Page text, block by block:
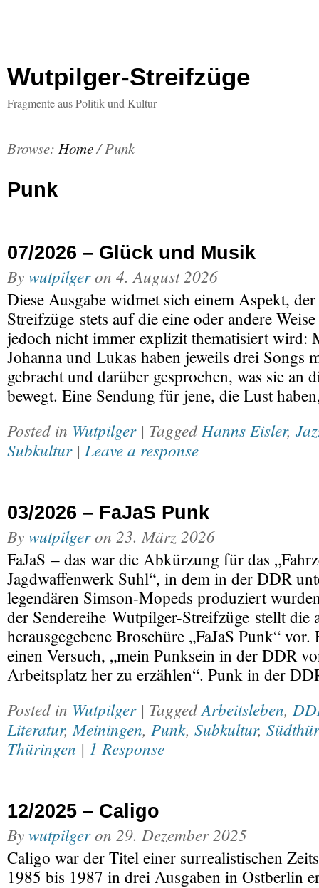
Wutpilger-Streifzüge
Fragmente aus Politik und Kultur
Browse: Home/Punk
Punk
07/2026 – Glück und Musik
Bywutpilgeron 4. August 2026
Diese Ausgabe widmet sich einem Aspekt,
Streifzüge stets auf die eine oder andere
jedoch nicht immer explizit thematisiert wird:
Johanna und Lukas haben jeweils drei Songs
gebracht und darüber gesprochen, was sie an
bewegt. Eine Sendung für jene, die Lust
Posted in Wutpilger | Tagged Hanns Eisler,
Subkultur| Leave a response
03/2026 – FaJaS Punk
Bywutpilgeron 23. März 2026
FaJaS – das war die Abkürzung für das
Jagdwaffenwerk Suhl“, in dem in der DDR
legendären Simson-Mopeds produziert
der Sendereihe Wutpilger-Streifzüge stellt die
herausgegebene Broschüre „FaJaS Punk“
einen Versuch, „mein Punksein in der DDR
Arbeitsplatz her zu erzählen“. Punk in der
Posted in Wutpilger | TaggedArbeitsleben,
Literatur, Meiningen, Punk, Subkultur,
Thüringen | 1 Response
12/2025 – Caligo
Bywutpilgeron 29. Dezember 2025
Caligo war der Titel einer surrealistischen
1985 bis 1987 in drei Ausgaben in Ostberlin